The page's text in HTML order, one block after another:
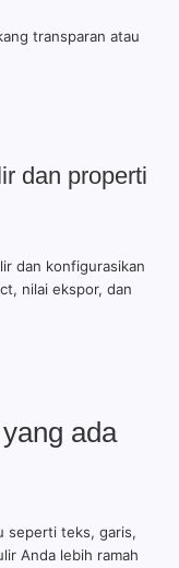
transparan atau
dan properti
dan konfigurasikan
nilai ekspor, dan
ada
seperti teks, garis,
Anda lebih ramah